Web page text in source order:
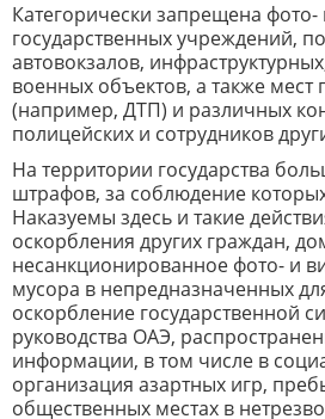
Категорически запрещена
государственных учреждений,
автовокзалов,
военных объектов, а также мест
(например, ДТП) и различных
полицейских и сотрудников
На территории государства
штрафов, за соблюдение
Наказуемы здесь и такие
оскорбления других граждан,
несанкционированное фото- и
мусора в непредназначенных
оскорбление государственной
руководства ОАЭ,
информации, в том числе в
организация азартных игр,
общественных местах в